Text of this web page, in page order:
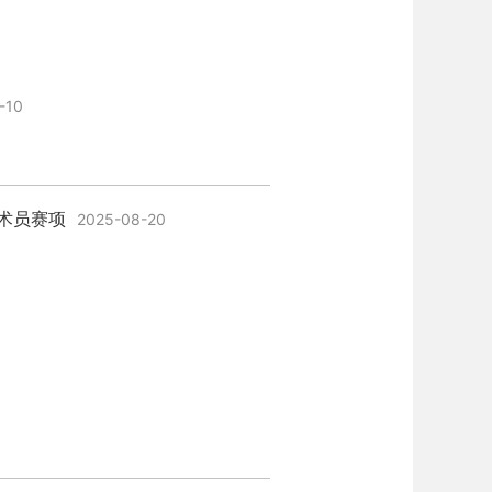
10
员赛项 2025-08-20